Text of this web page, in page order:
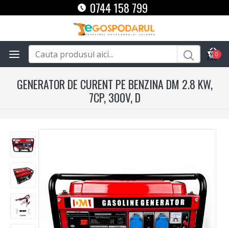
0744 158 799
0
GENERATOR DE CURENT PE BENZINA DM 2.8 KW,
7CP, 300V, D